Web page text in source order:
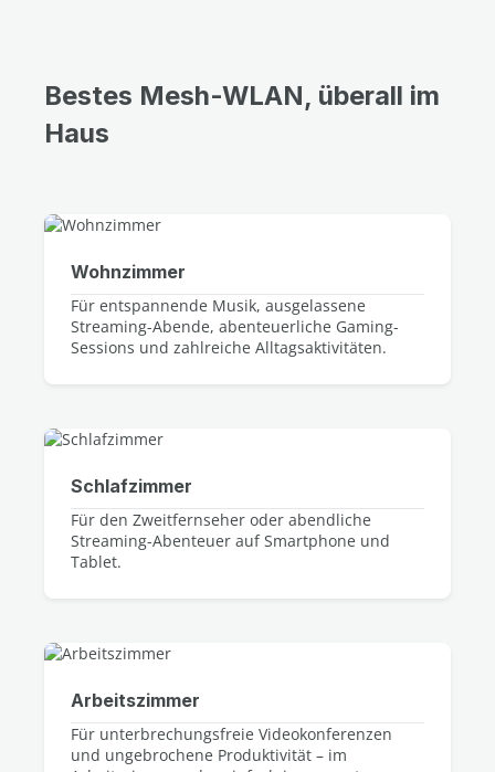
Bestes Mesh-WLAN, überall im
Haus
Wohnzimmer
Für entspannende Musik, ausgelassene
Streaming-Abende, abenteuerliche Gaming-
Sessions und zahlreiche Alltagsaktivitäten.
Schlafzimmer
Für den Zweitfernseher oder abendliche
Streaming-Abenteuer auf Smartphone und
Tablet.
Arbeitszimmer
Für unterbrechungsfreie Videokonferenzen
und ungebrochene Produktivität – im